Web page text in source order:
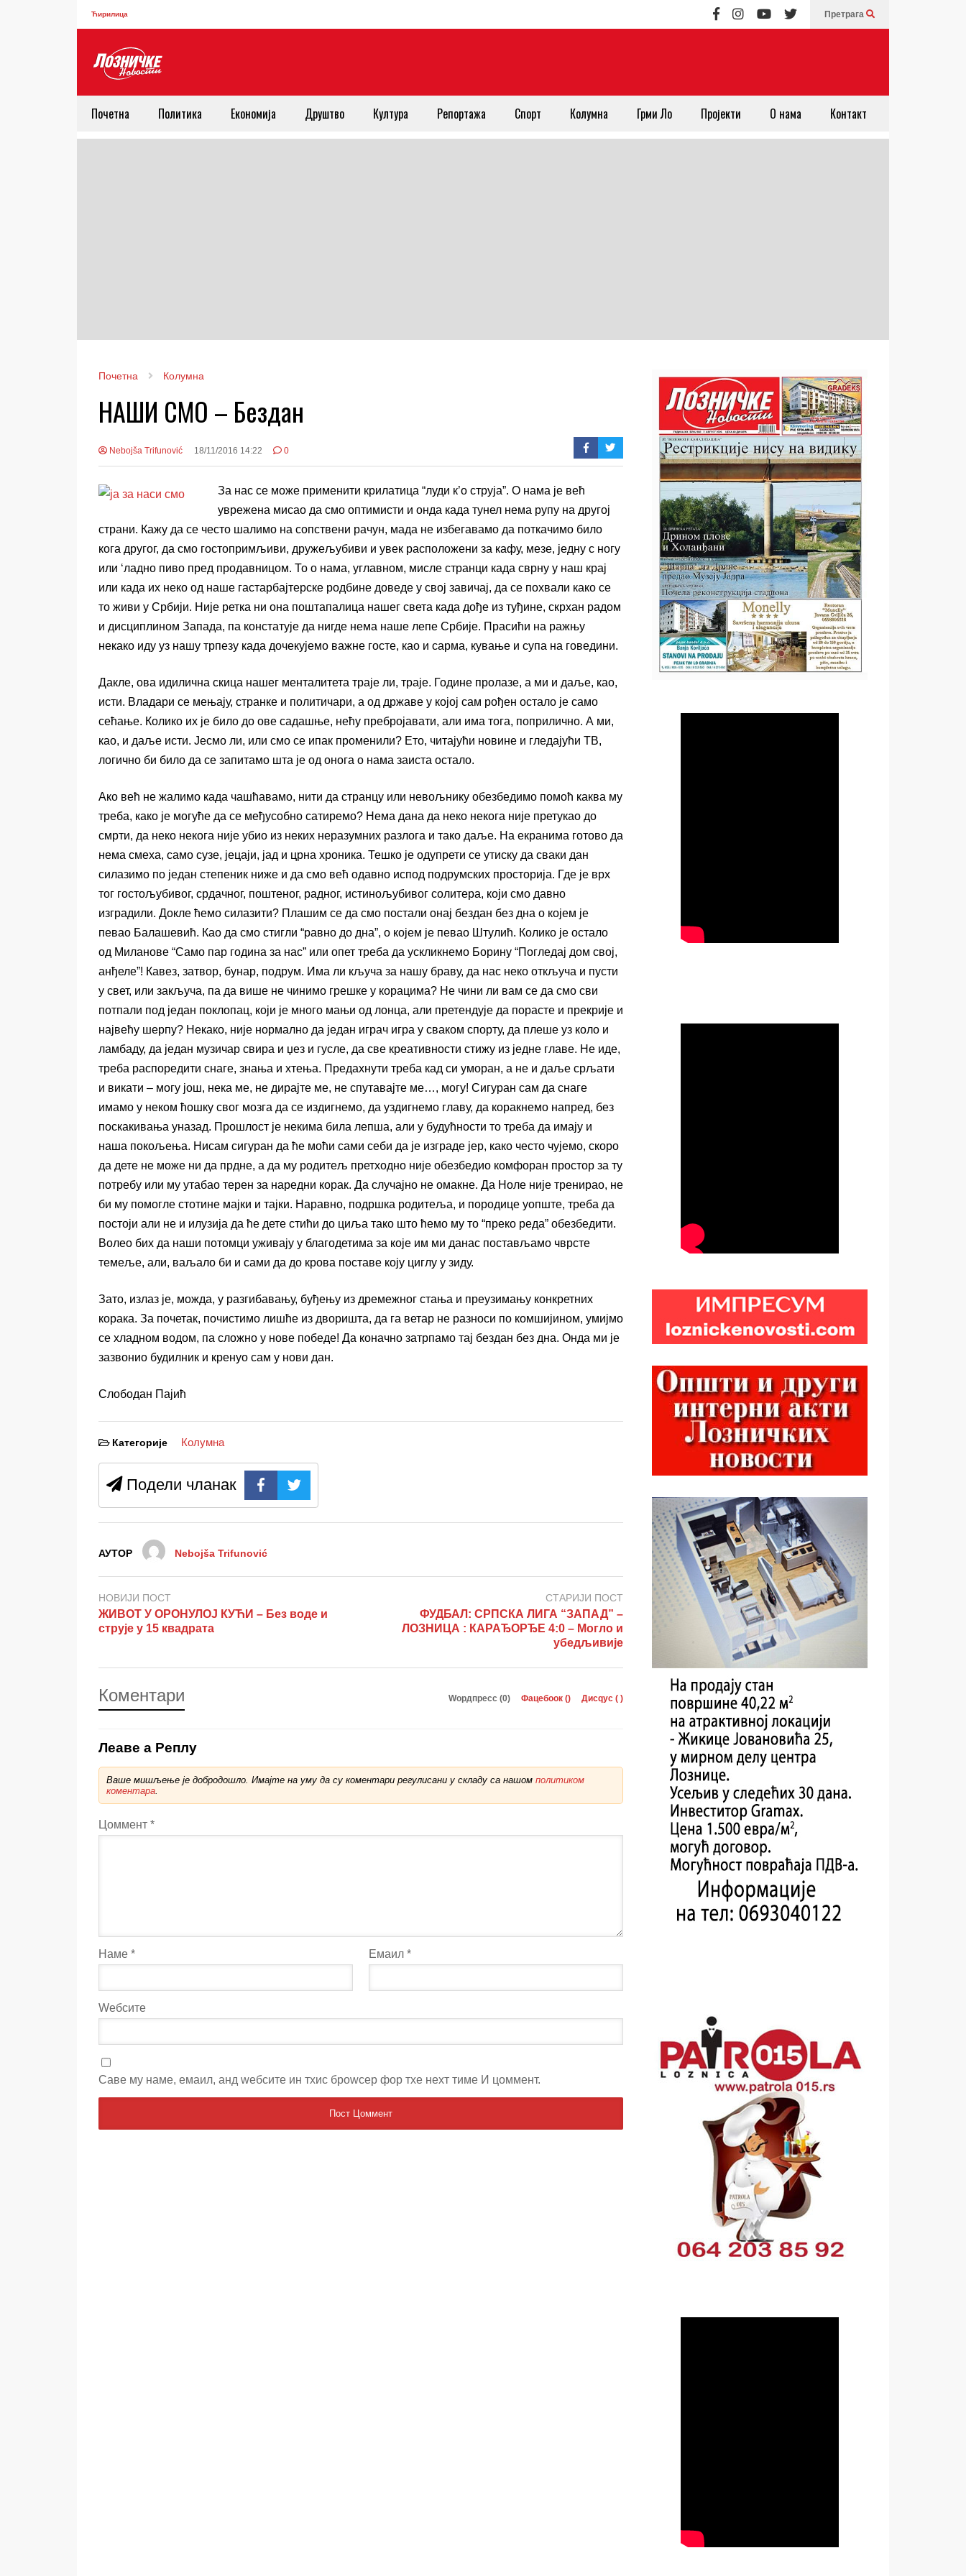
Ћирилица Претрага
Почетна Политика Економија Друштво Култура Репортажа Спорт Колумна Грми Ло Пројекти О нама Контакт
Почетна Колумна
НАШИ СМО – Бездан
Nebojša Trifunović 18/11/2016 14:22 0
За нас се може применити крилатица “луди к’о струја”. О нама је већ
уврежена мисао да смо оптимисти и онда када тунел нема рупу на другој
страни. Кажу да се често шалимо на сопствени рачун, мада не избегавамо да поткачимо било
кога другог, да смо гостопримљиви, дружељубиви и увек расположени за кафу, мезе, једну с ногу
или ‘ладно пиво пред продавницом. То о нама, углавном, мисле странци када сврну у наш крај
или када их неко од наше гастарбајтерске родбине доведе у свој завичај, да се похвали како се
то живи у Србији. Није ретка ни она поштапалица нашег света када дође из туђине, скрхан радом
и дисциплином Запада, па констатује да нигде нема наше лепе Србије. Прасићи на ражњу
некако иду уз нашу трпезу када дочекујемо важне госте, као и сарма, кување и супа на говедини.
Дакле, ова идилична скица нашег менталитета траје ли, траје. Године пролазе, а ми и даље, као,
исти. Владари се мењају, странке и политичари, а од државе у којој сам рођен остало је само
сећање. Колико их је било до ове садашње, нећу пребројавати, али има тога, поприлично. А ми,
као, и даље исти. Јесмо ли, или смо се ипак променили? Ето, читајући новине и гледајући ТВ,
логично би било да се запитамо шта је од онога о нама заиста остало.
Ако већ не жалимо када чашћавамо, нити да странцу или невољнику обезбедимо помоћ каква му
треба, како је могуће да се међусобно сатиремо? Нема дана да неко некога није претукао до
смрти, да неко некога није убио из неких неразумних разлога и тако даље. На екранима готово да
нема смеха, само сузе, јецаји, јад и црна хроника. Тешко је одупрети се утиску да сваки дан
силазимо по један степеник ниже и да смо већ одавно испод подрумских просторија. Где је врх
тог гостољубивог, срдачног, поштеног, радног, истинољубивог солитера, који смо давно
изградили. Докле ћемо силазити? Плашим се да смо постали онај бездан без дна о којем је
певао Балашевић. Као да смо стигли “равно до дна”, о којем је певао Штулић. Колико је остало
од Миланове “Само пар година за нас” или опет треба да ускликнемо Борину “Погледај дом свој,
анђеле”! Кавез, затвор, бунар, подрум. Има ли кључа за нашу браву, да нас неко откључа и пусти
у свет, или закључа, па да више не чинимо грешке у корацима? Не чини ли вам се да смо сви
потпали под један поклопац, који је много мањи од лонца, али претендује да порасте и прекрије и
највећу шерпу? Некако, није нормално да један играч игра у сваком спорту, да плеше уз коло и
ламбаду, да један музичар свира и џез и гусле, да све креативности стижу из једне главе. Не иде,
треба распоредити снаге, знања и хтења. Предахнути треба кад си уморан, а не и даље срљати
и викати – могу још, нека ме, не дирајте ме, не спутавајте ме…, могу! Сигуран сам да снаге
имамо у неком ћошку свог мозга да се издигнемо, да уздигнемо главу, да коракнемо напред, без
поскакивања уназад. Прошлост је некима била лепша, али у будућности то треба да имају и
наша покољења. Нисам сигуран да ће моћи сами себи да је изграде јер, како често чујемо, скоро
да дете не може ни да прдне, а да му родитељ претходно није обезбедио комфоран простор за ту
потребу или му утабао терен за наредни корак. Да случајно не омакне. Да Ноле није тренирао, не
би му помогле стотине мајки и тајки. Наравно, подршка родитеља, и породице уопште, треба да
постоји али не и илузија да ће дете стићи до циља тако што ћемо му то “преко реда” обезбедити.
Волео бих да наши потомци уживају у благодетима за које им ми данас постављамо чврсте
темеље, али, ваљало би и сами да до крова поставе коју циглу у зиду.
Зато, излаз је, можда, у разгибавању, буђењу из дремежног стања и преузимању конкретних
корака. За почетак, почистимо лишће из дворишта, да га ветар не разноси по комшијином, умијмо
се хладном водом, па сложно у нове победе! Да коначно затрпамо тај бездан без дна. Онда ми је
зазвонио будилник и кренуо сам у нови дан.
Слободан Пајић
Категорије Колумна
Подели чланак
АУТОР Nebojša Trifunović
НОВИЈИ ПОСТ
ЖИВОТ У ОРОНУЛОЈ КУЋИ – Без воде и
струје у 15 квадрата
СТАРИЈИ ПОСТ
ФУДБАЛ: СРПСКА ЛИГА “ЗАПАД” –
ЛОЗНИЦА : КАРАЂОРЂЕ 4:0 – Могло и
убедљивије
Коментари Wордпресс (0) Фацебоок () Дисqус ( )
Леаве а Реплy
Ваше мишљење је добродошло. Имајте на уму да су коментари регулисани у складу са нашом политиком
коментара
Цоммент *
Наме * Емаил *
Wебсите
Саве мy наме, емаил, анд wебсите ин тхис броwсер фор тхе неxт тиме И цоммент.